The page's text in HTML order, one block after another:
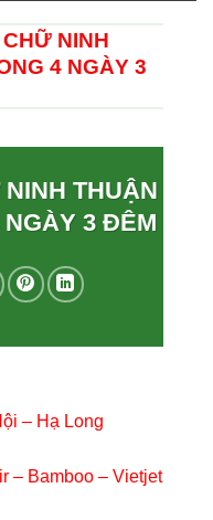
NINH
4 NGÀY 3
THUẬN
3 ĐÊM
– Hạ Long
– Bamboo – Vietjet